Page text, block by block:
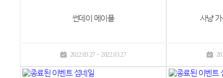
썬데이 메이플
2022.03.27 ~ 2022.03.27
사냥